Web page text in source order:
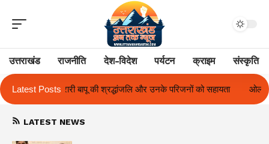
उत्तराखंड राजनीति देश-विदेश पर्यटन क्राइम संस्कृति
Latest Posts
और उनके परिजनों को सहायता ओलंपस हाई के इंटर-हाउस फुटबॉल टूर्नामेंट में
LATEST NEWS